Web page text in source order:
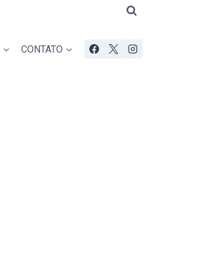
CONTATO